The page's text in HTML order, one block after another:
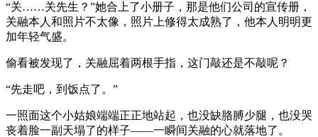
“关……关先生？”她合上了小册子，那是他们公司的宣传册，
关融本人和照片不太像，照片上修得太成熟了，他本人明明更
加年轻气盛。
偷看被发现了，关融屈着两根手指，这门敲还是不敲呢？
“先走吧，到饭点了。”
一照面这个小姑娘端端正正地站起，也没缺胳膊少腿，也没哭
丧着脸一副天塌了的样子——一瞬间关融的心就落地了。